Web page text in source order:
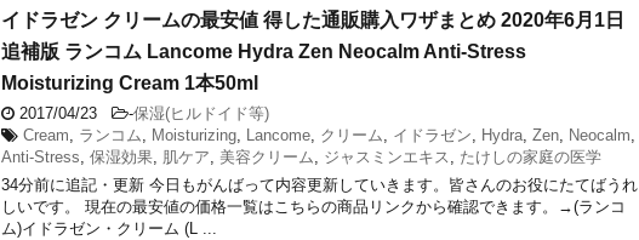
イドラゼン クリームの最安値 得した通販購入ワザまとめ 2020年6月1日
追補版 ランコム Lancome Hydra Zen Neocalm Anti-Stress
Moisturizing Cream 1本50ml
2017/04/23 -保湿(ヒルドイド等)
Cream, ランコム, Moisturizing, Lancome, クリーム, イドラゼン, Hydra, Zen, Neocalm,
Anti-Stress, 保湿効果, 肌ケア, 美容クリーム, ジャスミンエキス , たけしの家庭の医学
34分前に追記・更新 今日もがんばって内容更新していきます。皆さんのお役にたてばうれ
しいです。 現在の最安値の価格一覧はこちらの商品リンクから確認できます。→(ランコ
ム)イドラゼン・クリーム (L ...